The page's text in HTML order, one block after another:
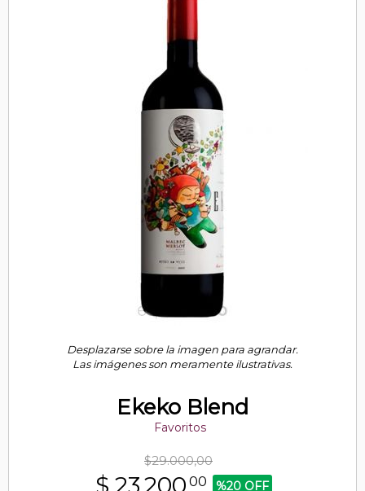
Desplazarse sobre la imagen para agrandar.
Las imágenes son meramente ilustrativas.
Ekeko Blend
Favoritos
$29.000,00
00 %20 OFF